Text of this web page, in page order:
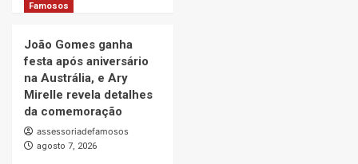
Famosos
João Gomes ganha
festa após aniversário
na Austrália, e Ary
Mirelle revela detalhes
da comemoração
assessoriadefamosos
agosto 7, 2026